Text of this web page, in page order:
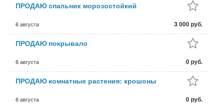
ПРОДАЮ спальник морозостойкий
6 августа 3 000 руб.
ПРОДАЮ покрывало
6 августа 0 руб.
ПРОДАЮ комнатные растения: крошоны
6 августа 0 руб.